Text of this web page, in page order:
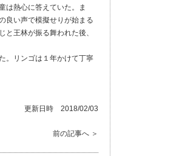
は熱心に答えていた。ま
良い声で模擬せりが始まる
王林が振る舞われた後、
。リンゴは１年かけて丁寧
更新日時 2018/02/03
前の記事へ ＞